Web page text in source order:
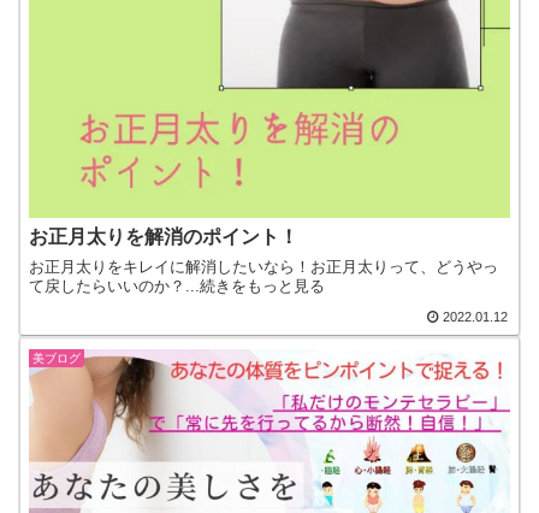
お正月太りを解消のポイント！
お正月太りをキレイに解消したいなら！お正月太りって、どうやっ
て戻したらいいのか？...続きをもっと見る
2022.01.12
美ブログ